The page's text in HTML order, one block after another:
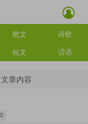
散文
诗歌
短文 话语
章内容